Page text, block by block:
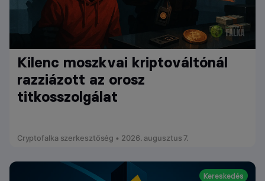
Kilenc moszkvai kriptováltónál
razziázott az orosz
titkosszolgálat
Cryptofalka szerkesztőség • 2026. augusztus 7.
Kereskedés